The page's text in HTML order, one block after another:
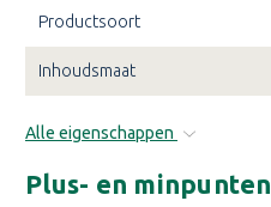
Productsoort
Inhoudsmaat
Alle eigenschappen
Plus- en minpunten